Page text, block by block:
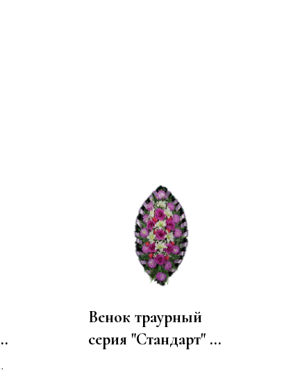
Венок траурный
серия "Стандарт" №